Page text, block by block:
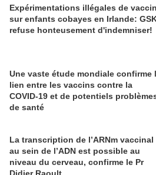
Expérimentations illégales de
sur enfants cobayes en Irlande:
refuse honteusement d'indemniser!
Une vaste étude mondiale confirme
lien entre les vaccins contre la
COVID-19 et de potentiels
de santé
La transcription de l’ARNm vaccinal
au sein de l’ADN est possible au
niveau du cerveau, confirme le Pr